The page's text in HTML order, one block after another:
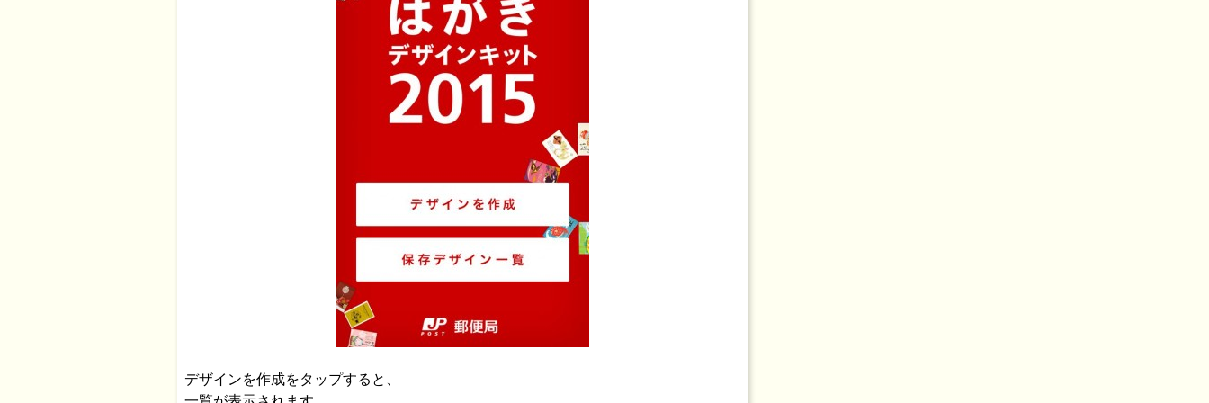
デザインを作成をタップすると、